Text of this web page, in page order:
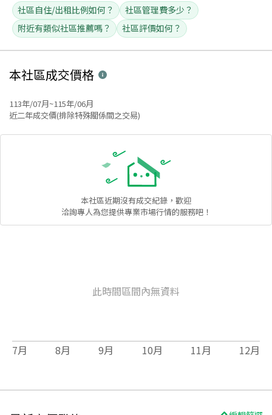
社區自住/出租比例如何？
社區管理費多少？
附近有類似社區推薦嗎？
社區評價如何？
本社區成交價格
113年/07月~115年/06月
近二年成交價(排除特殊關係間之交易)
本社區近期沒有成交紀錄，歡迎
洽詢專人為您提供專業市場行情的服務吧！
此時間區間內無資料
7月 8月 9月 10月 11月 12月